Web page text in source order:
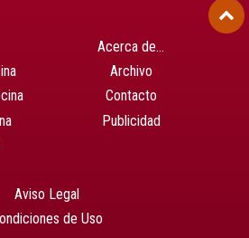
Acerca de…
Archivo
Contacto
Publicidad
Aviso Legal
de Uso